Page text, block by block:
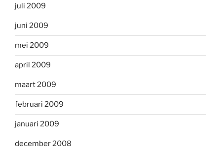
juli 2009
juni 2009
mei 2009
april 2009
maart 2009
februari 2009
januari 2009
december 2008